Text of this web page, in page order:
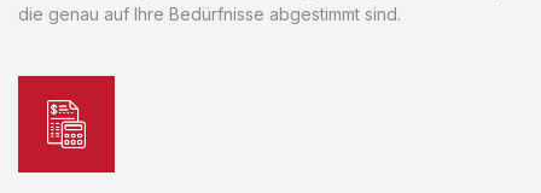
die genau auf Ihre Bedürfnisse abgestimmt sind.